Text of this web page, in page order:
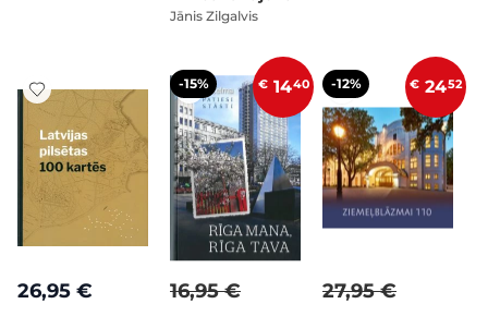
Jānis Zilgalvis
26,95 €
-15% € 1440
16,95 €
-12% € 2452
27,95 €